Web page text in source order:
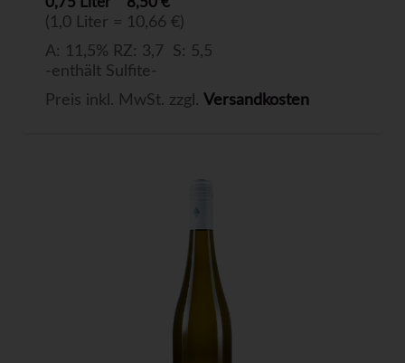
(1,0 Liter = 10,66 €)
A: 11,5% RZ: 3,7 S: 5,5
-enthält Sulfite-
Preis inkl. MwSt. zzgl. Versandkosten